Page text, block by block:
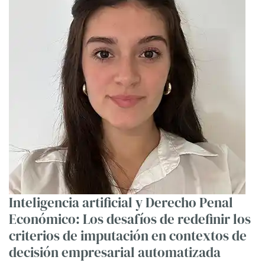
Inteligencia artificial y Derecho Penal
Económico: Los desafíos de redefinir los
criterios de imputación en contextos de
decisión empresarial automatizada